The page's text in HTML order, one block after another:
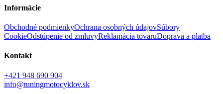
Informácie
Obchodné podmienkyOchrana osobných údajovSúbory
CookieOdstúpenie od zmluvyReklamácia tovaruDoprava a platba
Kontakt
+421 948 690 904
info@tuningmotocyklov.sk